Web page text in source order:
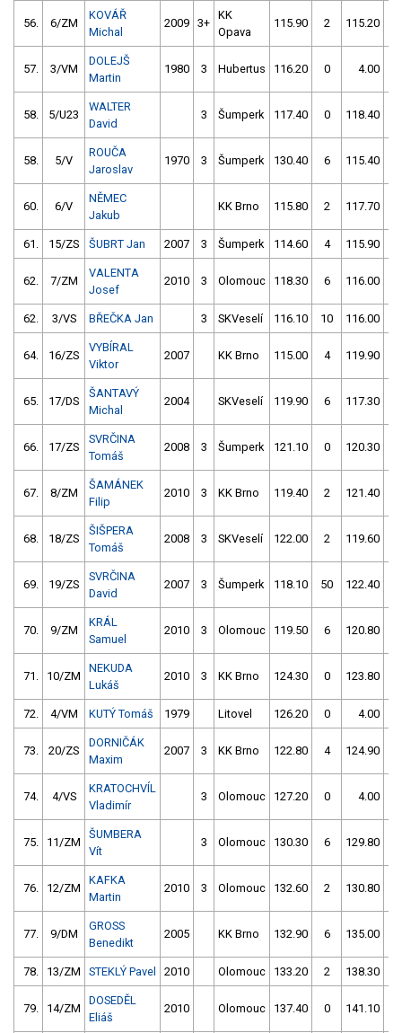
56. 6/ZM
KOVÁŘ
Michal
2009 3+
KK
Opava
115.90 2 115.20
57. 3/VM
DOLEJŠ
Martin
1980 3 Hubertus 116.20 0 4.00
58. 5/U23
WALTER
David
3 Šumperk 117.40 0 118.40
58. 5/V
ROUČA
Jaroslav
1970 3 Šumperk 130.40 6 115.40
60. 6/V
NĚMEC
Jakub
KK Brno 115.80 2 117.70
61. 15/ZS ŠUBRT Jan 2007 3 Šumperk 114.60 4 115.90
62. 7/ZM
VALENTA
Josef
2010 3 Olomouc 118.30 6 116.00
62. 3/VS BŘEČKA Jan 3 SKVeselí 116.10 10 116.00
64. 16/ZS
VYBÍRAL
Viktor
2007 KK Brno 115.00 4 119.90
65. 17/DS
ŠANTAVÝ
Michal
2004 SKVeselí 119.90 6 117.30
66. 17/ZS
SVRČINA
Tomáš
2008 3 Šumperk 121.10 0 120.30
67. 8/ZM
ŠAMÁNEK
Filip
2010 3 KK Brno 119.40 2 121.40
68. 18/ZS
ŠIŠPERA
Tomáš
2008 3 SKVeselí 122.00 2 119.60
69. 19/ZS
SVRČINA
David
2007 3 Šumperk 118.10 50 122.40
70. 9/ZM
KRÁL
Samuel
2010 3 Olomouc 119.50 6 120.80
71. 10/ZM
NEKUDA
Lukáš
2010 3 KK Brno 124.30 0 123.80
72. 4/VM KUTÝ Tomáš 1979 Litovel 126.20 0 4.00
73. 20/ZS
DORNIČÁK
Maxim
2007 3 KK Brno 122.80 4 124.90
74. 4/VS
KRATOCHVÍL
Vladimír
3 Olomouc 127.20 0 4.00
75. 11/ZM
ŠUMBERA
Vít
3 Olomouc 130.30 6 129.80
76. 12/ZM
KAFKA
Martin
2010 3 Olomouc 132.60 2 130.80
77. 9/DM
GROSS
Benedikt
2005 KK Brno 132.90 6 135.00
78. 13/ZM STEKLÝ Pavel 2010 Olomouc 133.20 2 138.30
79. 14/ZM
DOSEDĚL
Eliáš
2010 Olomouc 137.40 0 141.10